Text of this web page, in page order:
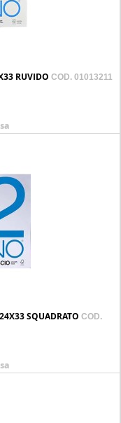
RUVIDO COD. 01013211
SQUADRATO COD.